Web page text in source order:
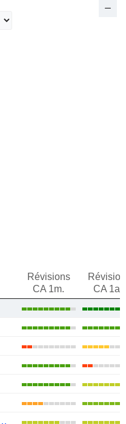
Révisions
CA 1m.
CA 1an
CORPORATION